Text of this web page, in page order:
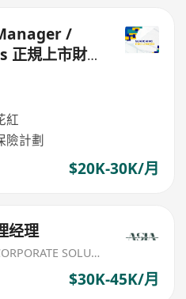
/
規上市財
紅
險計劃
$20K-30K/月
经理
ASIA RECRUITMENT AND CORPORATE SOLUTION LIMITED
$30K-45K/月